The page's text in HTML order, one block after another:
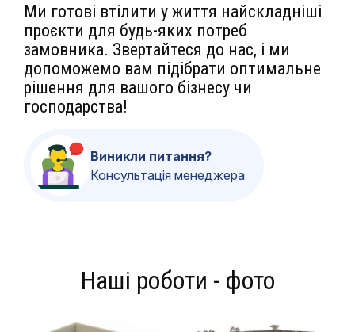
Ми готові втілити у життя найскладніші
проєкти для будь-яких потреб
замовника. Звертайтеся до нас, і ми
допоможемо вам підібрати оптимальне
рішення для вашого бізнесу чи
господарства!
Виникли питання?
Консультація менеджера
Наші роботи - фото